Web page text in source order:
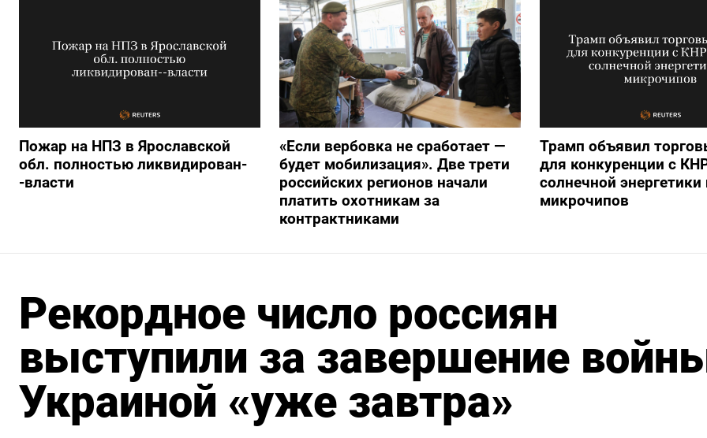
Пожар на НПЗ в Ярославской
обл. полностью ликвидирован-
-власти
«Если вербовка не сработает —
будет мобилизация». Две трети
российских регионов начали
платить охотникам за
контрактниками
Трамп объявил
для конкуренции с
солнечной энергетики
микрочипов
Рекордное число россиян
выступили за завершение
Украиной «уже завтра»